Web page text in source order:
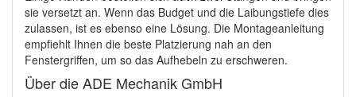
sie versetzt an. Wenn das Budget und die Laibungstiefe dies
zulassen, ist es ebenso eine Lösung. Die Montageanleitung
empfiehlt Ihnen die beste Platzierung nah an den
Fenstergriffen, um so das Aufhebeln zu erschweren.
Über die ADE Mechanik GmbH